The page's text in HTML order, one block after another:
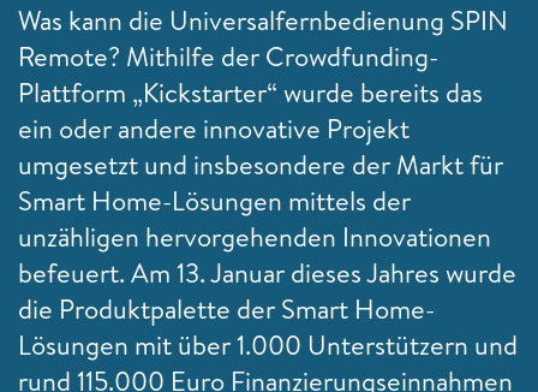
Was kann die Universalfernbedienung SPIN
Remote? Mithilfe der Crowdfunding-
Plattform „Kickstarter“ wurde bereits das
ein oder andere innovative Projekt
umgesetzt und insbesondere der Markt für
Smart Home-Lösungen mittels der
unzähligen hervorgehenden Innovationen
befeuert. Am 13. Januar dieses Jahres wurde
die Produktpalette der Smart Home-
Lösungen mit über 1.000 Unterstützern und
rund 115.000 Euro Finanzierungseinnahmen